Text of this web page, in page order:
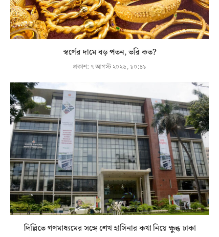
স্বর্ণের দামে বড় পতন, ভরি কত?
প্রকাশ: ৭ আগস্ট ২০২৬, ১০:৪১
দিল্লিতে গণমাধ্যমের সঙ্গে শেখ হাসিনার কথা নিয়ে ক্ষুব্ধ ঢাকা